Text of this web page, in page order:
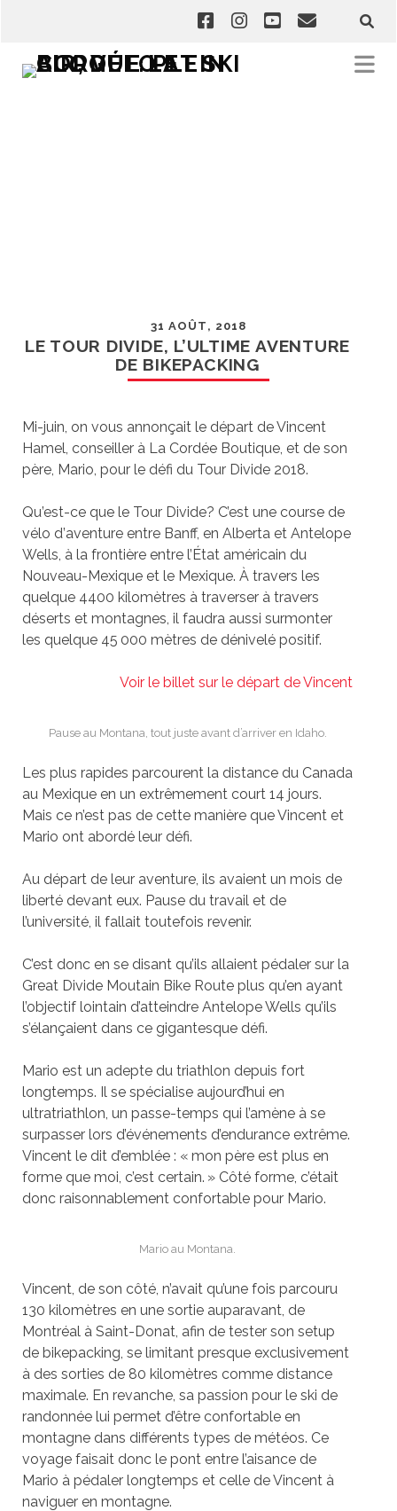
31 AOÛT, 2018
LE TOUR DIVIDE, L’ULTIME AVENTURE
DE BIKEPACKING
Mi-juin, on vous annonçait le départ de Vincent
Hamel, conseiller à La Cordée Boutique, et de son
père, Mario, pour le défi du Tour Divide 2018.
Qu’est-ce que le Tour Divide? C’est une course de
vélo d’aventure entre Banff, en Alberta et Antelope
Wells, à la frontière entre l’État américain du
Nouveau-Mexique et le Mexique. À travers les
quelque 4400 kilomètres à traverser à travers
déserts et montagnes, il faudra aussi surmonter
les quelque 45 000 mètres de dénivelé positif.
Voir le billet sur le départ de Vincent
Pause au Montana, tout juste avant d’arriver en Idaho.
Les plus rapides parcourent la distance du Canada
au Mexique en un extrêmement court 14 jours.
Mais ce n’est pas de cette manière que Vincent et
Mario ont abordé leur défi.
Au départ de leur aventure, ils avaient un mois de
liberté devant eux. Pause du travail et de
l’université, il fallait toutefois revenir.
C’est donc en se disant qu’ils allaient pédaler sur la
Great Divide Moutain Bike Route plus qu’en ayant
l’objectif lointain d’atteindre Antelope Wells qu’ils
s’élançaient dans ce gigantesque défi.
Mario est un adepte du triathlon depuis fort
longtemps. Il se spécialise aujourd’hui en
ultratriathlon, un passe-temps qui l’amène à se
surpasser lors d’événements d’endurance extrême.
Vincent le dit d’emblée : « mon père est plus en
forme que moi, c’est certain. » Côté forme, c’était
donc raisonnablement confortable pour Mario.
Mario au Montana.
Vincent, de son côté, n’avait qu’une fois parcouru
130 kilomètres en une sortie auparavant, de
Montréal à Saint-Donat, afin de tester son setup
de bikepacking, se limitant presque exclusivement
à des sorties de 80 kilomètres comme distance
maximale. En revanche, sa passion pour le ski de
randonnée lui permet d’être confortable en
montagne dans différents types de météos. Ce
voyage faisait donc le pont entre l’aisance de
Mario à pédaler longtemps et celle de Vincent à
naviguer en montagne.